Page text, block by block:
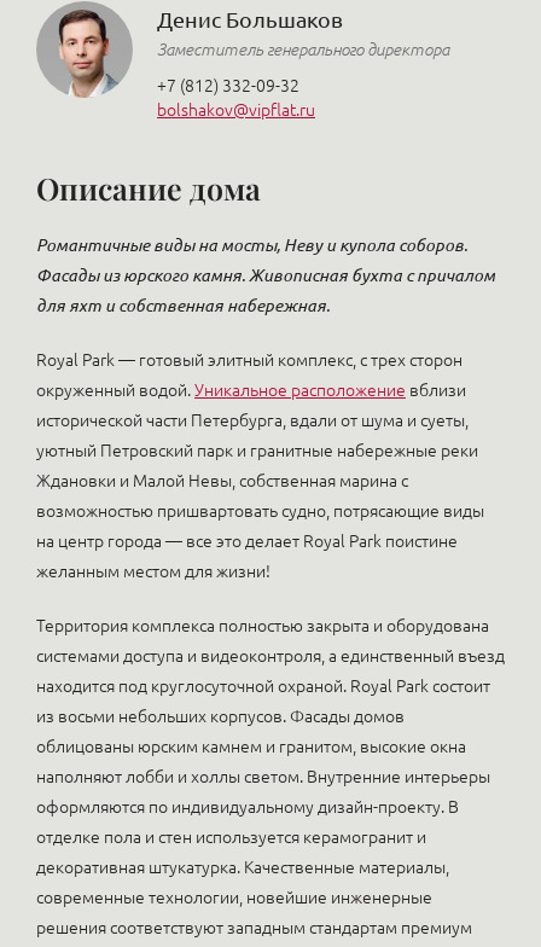
Денис Большаков
Заместитель генерального директора
+7 (812) 332-09-32
bolshakov@vipflat.ru
Описание дома
Романтичные виды на мосты, Неву и купола соборов.
Фасады из юрского камня. Живописная бухта с причалом
для яхт и собственная набережная.
Royal Park — готовый элитный комплекс, с трех сторон
окруженный водой.Уникальное расположение вблизи
исторической части Петербурга, вдали от шума и суеты,
уютный Петровский парк и гранитные набережные реки
Ждановки и Малой Невы, собственная марина с
возможностью пришвартовать судно, потрясающие виды
на центр города — все это делает Royal Park поистине
желанным местом для жизни!
Территория комплекса полностью закрыта и оборудована
системами доступа и видеоконтроля, а единственный въезд
находится под круглосуточной охраной. Royal Park состоит
из восьми небольших корпусов. Фасады домов
облицованы юрским камнем и гранитом, высокие окна
наполняют лобби и холлы светом. Внутренние интерьеры
оформляются по индивидуальному дизайн-проекту. В
отделке пола и стен используется керамогранит и
декоративная штукатурка. Качественные материалы,
современные технологии, новейшие инженерные
решения соответствуют западным стандартам премиум